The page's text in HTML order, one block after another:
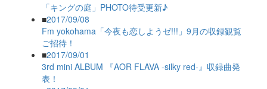
「キングの庭」PHOTO待受更新♪
■2017/09/08
Fm yokohama「今夜も恋しようゼ!!!」9月の収録観覧
ご招待！
■2017/09/01
3rd mini ALBUM 『AOR FLAVA -silky red-』収録曲発
表！